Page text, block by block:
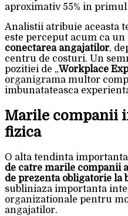
aproximativ 55% in
Analistii atribuie aceasta
este perceput acum ca un
conectarea angajatilor,
centru de costuri. Un
pozitiei de „Workplace
organigrama multor
imbunatateasca
Marile companii
fizica
O alta tendinta
de catre marile companii
de prezenta obligatorie la
subliniaza importanta
organizationale pentru
angajatilor.